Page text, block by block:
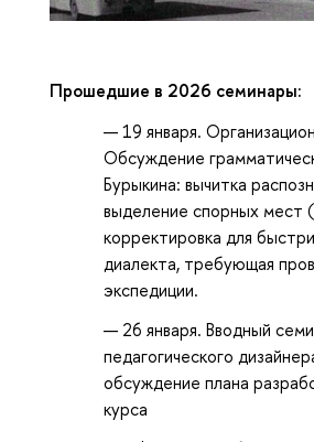
Прошедшие в 2026 семинары:
19 января.
Обсуждение
Бурыкина: вычитка
выделение спорных мест
корректировка для
диалекта, требующая
экспедиции.
26 января. Вводный
педагогического
обсуждение плана
курса